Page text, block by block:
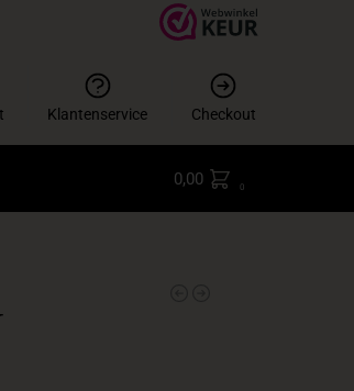
Klantenservice Checkout
0,00 0